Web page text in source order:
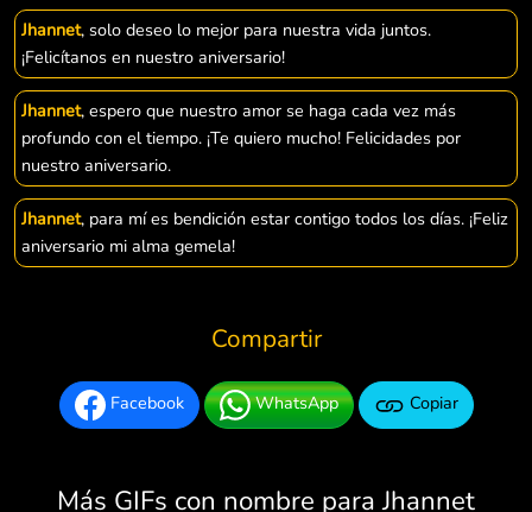
Jhannet, solo deseo lo mejor para nuestra vida juntos.
¡Felicítanos en nuestro aniversario!
Jhannet, espero que nuestro amor se haga cada vez más
profundo con el tiempo. ¡Te quiero mucho! Felicidades por
nuestro aniversario.
Jhannet, para mí es bendición estar contigo todos los días. ¡Feliz
aniversario mi alma gemela!
Compartir
Facebook WhatsApp Copiar
Más GIFs con nombre para Jhannet